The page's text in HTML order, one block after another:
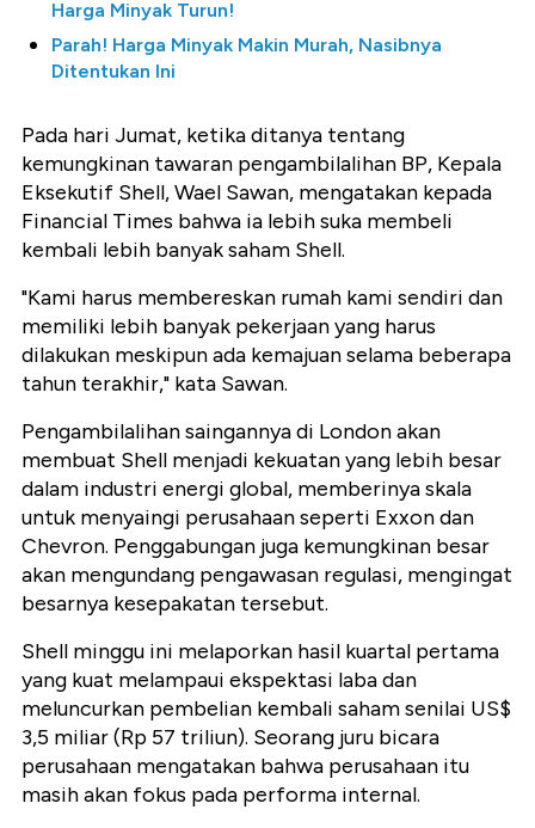
Harga Minyak Turun!
Parah! Harga Minyak Makin Murah, Nasibnya
Ditentukan Ini
Pada hari Jumat, ketika ditanya tentang
kemungkinan tawaran pengambilalihan BP, Kepala
Eksekutif Shell, Wael Sawan, mengatakan kepada
Financial Times bahwa ia lebih suka membeli
kembali lebih banyak saham Shell.
"Kami harus membereskan rumah kami sendiri dan
memiliki lebih banyak pekerjaan yang harus
dilakukan meskipun ada kemajuan selama beberapa
tahun terakhir," kata Sawan.
Pengambilalihan saingannya di London akan
membuat Shell menjadi kekuatan yang lebih besar
dalam industri energi global, memberinya skala
untuk menyaingi perusahaan seperti Exxon dan
Chevron. Penggabungan juga kemungkinan besar
akan mengundang pengawasan regulasi, mengingat
besarnya kesepakatan tersebut.
Shell minggu ini melaporkan hasil kuartal pertama
yang kuat melampaui ekspektasi laba dan
meluncurkan pembelian kembali saham senilai US$
3,5 miliar (Rp 57 triliun). Seorang juru bicara
perusahaan mengatakan bahwa perusahaan itu
masih akan fokus pada performa internal.